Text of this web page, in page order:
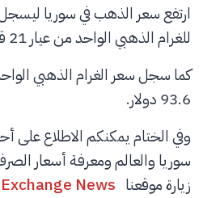
للغرام الذهبي الواحد من عيار 21 قيراط.
93.6 دولار.
وفي الختام يمكنكم الاطلاع على
سوريا والعالم ومعرفة أسعار
زيارة موقعنا News